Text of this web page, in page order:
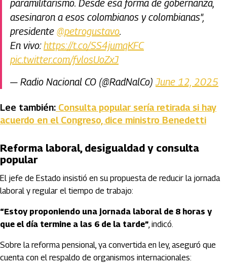
paramilitarismo. Desde esa forma de gobernanza,
asesinaron a esos colombianos y colombianas",
presidente @petrogustavo.
En vivo:https://t.co/SS4jumqKFC
pic.twitter.com/fvlosUoZxJ
— Radio Nacional CO (@RadNalCo)June 12, 2025
Lee también: Consulta popular sería retirada si hay
acuerdo en el Congreso, dice ministro Benedetti
Reforma laboral, desigualdad y consulta
popular
El jefe de Estado insistió en su propuesta de reducir la jornada
laboral y regular el tiempo de trabajo:
“Estoy proponiendo una jornada laboral de 8 horas y
que el día termine a las 6 de la tarde”, indicó.
Sobre la reforma pensional, ya convertida en ley, aseguró que
cuenta con el respaldo de organismos internacionales: